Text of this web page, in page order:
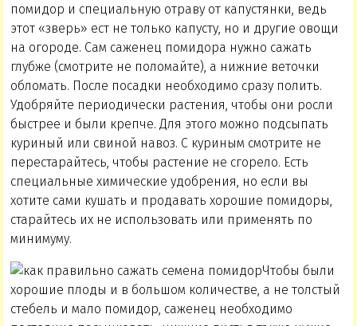
помидор и специальную отраву от капустянки, ведь
этот «зверь» ест не только капусту, но и другие овощи
на огороде. Сам саженец помидора нужно сажать
глубже (смотрите не поломайте), а нижние веточки
обломать. После посадки необходимо сразу полить.
Удобряйте периодически растения, чтобы они росли
быстрее и были крепче. Для этого можно подсыпать
куриный или свиной навоз. С куриным смотрите не
перестарайтесь, чтобы растение не сгорело. Есть
специальные химические удобрения, но если вы
хотите сами кушать и продавать хорошие помидоры,
старайтесь их не использовать или применять по
минимуму.
Чтобы были
хорошие плоды и в большом количестве, а не толстый
стебель и мало помидор, саженец необходимо